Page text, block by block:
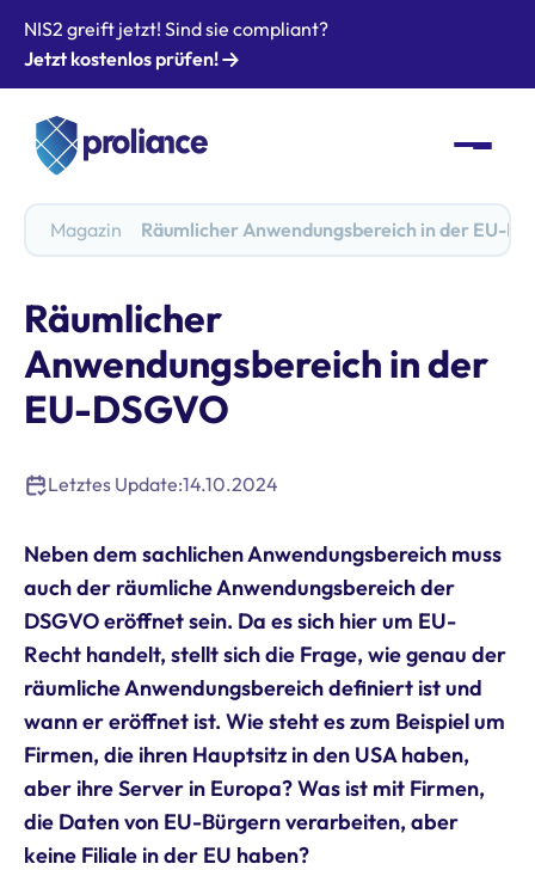
NIS2 greift jetzt! Sind sie compliant?
Jetzt kostenlos prüfen!
Magazin Räumlicher Anwendungsbereich in der EU-
Räumlicher
Anwendungsbereich in der
EU-DSGVO
Letztes Update:14.10.2024
Neben dem sachlichen Anwendungsbereich muss
auch der räumliche Anwendungsbereich der
DSGVO eröffnet sein. Da es sich hier um EU-
Recht handelt, stellt sich die Frage, wie genau der
räumliche Anwendungsbereich definiert ist und
wann er eröffnet ist. Wie steht es zum Beispiel um
Firmen, die ihren Hauptsitz in den USA haben,
aber ihre Server in Europa? Was ist mit Firmen,
die Daten von EU-Bürgern verarbeiten, aber
keine Filiale in der EU haben?